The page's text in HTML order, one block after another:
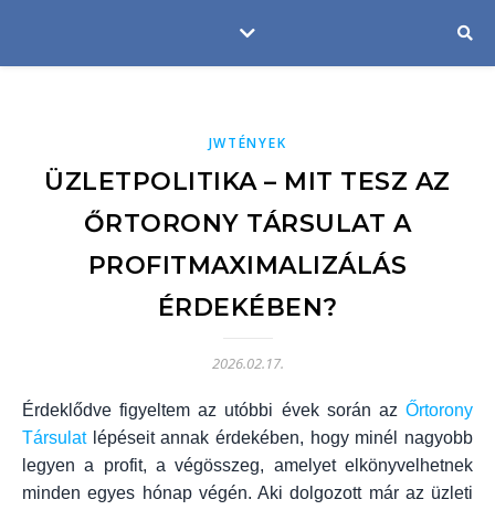
JWTÉNYEK
ÜZLETPOLITIKA – MIT TESZ AZ
ŐRTORONY TÁRSULAT A
PROFITMAXIMALIZÁLÁS
ÉRDEKÉBEN?
2026.02.17.
Érdeklődve figyeltem az utóbbi évek során az Őrtorony
Társulatlépéseit annak érdekében, hogy minél nagyobb
legyen a profit, a végösszeg, amelyet elkönyvelhetnek
minden egyes hónap végén. Aki dolgozott már az üzleti